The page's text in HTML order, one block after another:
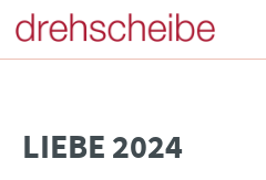
LIEBE 2024